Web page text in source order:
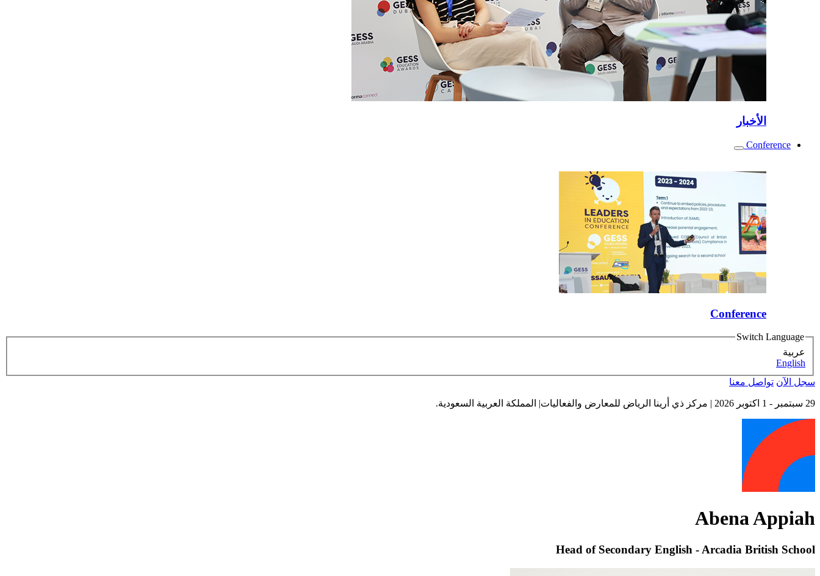
الأخبار
Conference
Toggle
Conference
Switch Language
عربية
English
سجل الآن تواصل معنا
29 سبتمبر - 1 اكتوبر 2026 | مركز ذي أرينا الرياض للمعارض والفعاليات| المملكة العربية السعودية.
Abena Appiah
Head of Secondary English - Arcadia British School